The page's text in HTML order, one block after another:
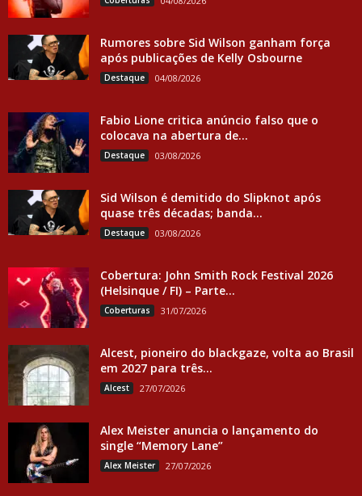
Rumores sobre Sid Wilson ganham força
após publicações de Kelly Osbourne
Destaque 04/08/2026
Fabio Lione critica anúncio falso que o
colocava na abertura de...
Destaque 03/08/2026
Sid Wilson é demitido do Slipknot após
quase três décadas; banda...
Destaque 03/08/2026
Cobertura: John Smith Rock Festival 2026
(Helsinque / FI) – Parte...
Coberturas 31/07/2026
Alcest, pioneiro do blackgaze, volta ao Brasil
em 2027 para três...
Alcest 27/07/2026
Alex Meister anuncia o lançamento do
single “Memory Lane”
Alex Meister 27/07/2026